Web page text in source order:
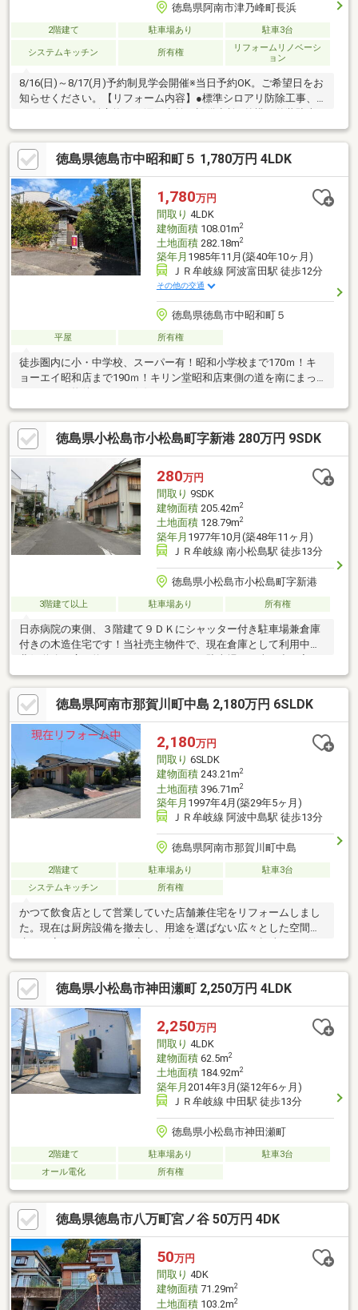
徳島県阿南市津乃峰町長浜
2階建て 駐車場あり 駐車3台
システムキッチン 所有権
リフォームリノベーシ
ョン
8/16(日)～8/17(月)予約制見学会開催※当日予約OK。ご希望日をお
知らせください。【リフォーム内容】●標準シロアリ防除工事、
クリーニング、鍵交換、雨漏り点検、設備点検●外構・外装駐車
場拡張●水回りシステムキッチン交換、ユニットバス交換、トイ
レ交換、洗面化粧台交換●内装間取変更、シューズボックス交
換、クロス張替え、畳表替え、障子・襖張替え●その他設備給湯
器交換、インターホン設置、火災警報器設置、照明器具交換【お
すすめポイント】・本物件は条件により住宅ローン減税が適用さ
れます。・シロアリ防除工事施工後5年間保証
徳島県徳島市中昭和町５ 1,780万円 4LDK
1,780万円
間取り 4LDK
建物面積108.01m2
土地面積282.18m2
築年月 1985年11月(築40年10ヶ月)
ＪＲ牟岐線 阿波富田駅 徒歩12分
その他の交通
徳島県徳島市中昭和町５
平屋 所有権
徒歩圏内に小・中学校、スーパー有！昭和小学校まで170ｍ！キ
ョーエイ昭和店まで190ｍ！キリン堂昭和店東側の道を南にまっ
徳島県小松島市小松島町字新港 280万円 9SDK
280万円
間取り 9SDK
建物面積205.42m2
土地面積128.79m2
築年月 1977年10月(築48年11ヶ月)
ＪＲ牟岐線 南小松島駅 徒歩13分
徳島県小松島市小松島町字新港
3階建て以上 駐車場あり 所有権
日赤病院の東側、３階建て９ＤＫにシャッター付き駐車場兼倉庫
付きの木造住宅です！当社売主物件で、現在倉庫として利用中。
北側道路は広々約７．７ｍ、シャッター駐車場への車の出し入れ
にも便利です。日赤病院近く、コンビニや飲食店も近い便利な立
地です。〇東側道路は建築基準法４２条２項道路です。〇建築時
の平面図あり、建築概要書はありません。〇現況倉庫として利用
中。荷物撤去後に土地・建物、現況有姿でのお引渡しとなります
〇契約からお引渡しまで３カ月ほど必要です。当社売主物件で
す！内覧可能！お気軽にお尋ねください。～お問い合わせお待ち
しております～
徳島県阿南市那賀川町中島 2,180万円 6SLDK
2,180万円
間取り 6SLDK
建物面積243.21m2
土地面積396.71m2
築年月 1997年4月(築29年5ヶ月)
ＪＲ牟岐線 阿波中島駅 徒歩13分
徳島県阿南市那賀川町中島
2階建て 駐車場あり
駐車3台
システムキッチン
所有権
かつて飲食店として営業していた店舗兼住宅をリフォームしまし
た。現在は厨房設備を撤去し、用途を選ばない広々とした空間へ
スや二世帯住宅への活用もご検討いただけます。住居部分はゆと
りの4LDK、駐車場も約5台分を確保しており、事業用と居住用を
両立したい方にもおすすめです。
徳島県小松島市神田瀬町 2,250万円 4LDK
2,250万円
間取り 4LDK
建物面積62.5m2
土地面積184.92m2
築年月 2014年3月(築12年6ヶ月)
ＪＲ牟岐線 中田駅 徒歩13分
徳島県小松島市神田瀬町
2階建て 駐車場あり
駐車3台
オール電化
所有権
徳島県徳島市八万町宮ノ谷 50万円 4DK
50万円
間取り 4DK
建物面積71.29m2
土地面積103.2m2